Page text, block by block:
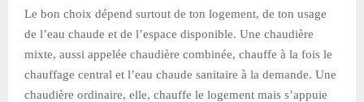
Le bon choix dépend surtout de ton logement, de ton usage
de l’eau chaude et de l’espace disponible. Une chaudière
mixte, aussi appelée chaudière combinée, chauffe à la fois le
chauffage central et l’eau chaude sanitaire à la demande. Une
chaudière ordinaire, elle, chauffe le logement mais s’appuie